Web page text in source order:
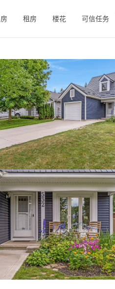
租房 楼花 可信任务